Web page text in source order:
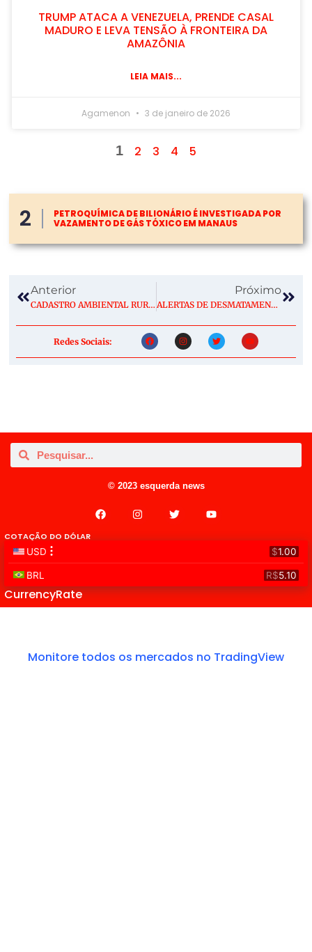
TRUMP ATACA A VENEZUELA, PRENDE CASAL
MADURO E LEVA TENSÃO À FRONTEIRA DA
AMAZÔNIA
LEIA MAIS...
Agamenon 3 de janeiro de 2026
1 2 3 4 5
2
PETROQUÍMICA DE BILIONÁRIO É INVESTIGADA POR
VAZAMENTO DE GÁS TÓXICO EM MANAUS
Anterior
CADASTRO AMBIENTAL RURAL PRECISA RESPEITAR OS DIREITOS DE POVOS E COMUNIDADES TRADICIONAIS
Próximo
ALERTAS DE DESMATAMENTO SOMAM 2.874,38 KM² E INDICAM MENOR ACUMULADO DO DETER DA HISTÓRIA
Redes Sociais:
© 2023 esquerda news
COTAÇÃO DO DÓLAR
CurrencyRate
Monitore todos os mercados no TradingView